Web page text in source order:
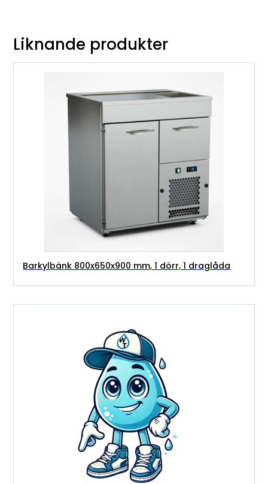
Liknande produkter
Barkylbänk 800x650x900 mm, 1 dörr, 1 draglåda